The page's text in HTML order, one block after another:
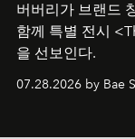
버버리가 브랜드
함께 특별 전시
을 선보인다.
07.28.2026 by Bae